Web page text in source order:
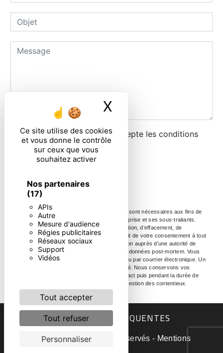
Ce site utilise des cookies
et vous donne le contrôle
sur ceux que vous
souhaitez activer
Nos partenaires
(17)
APIs
Autre
Mesure d'audience
Régies publicitaires
Réseaux sociaux
Support
Vidéos
Tout accepter
Tout refuser
Personnaliser
X
En cochant cette case, j'accepte les conditions
particulières ci-dessous **
** Les données personnelles communiquées sont nécessaires aux fins de
vous contacter. Elles sont destinées à l'entreprise et ses sous-traitants.
Vous disposez de droits d’accès, de rectification, d’effacement, de
portabilité, de limitation, d’opposition, de retrait de votre consentement à tout
moment et du droit d’introduire une réclamation auprès d’une autorité de
contrôle, ainsi que d’organiser le sort de vos données post-mortem. Vous
pouvez exercer ces droits par voie postale ou par courrier électronique. Un
justificatif d'identité pourra vous être demandé. Nous conservons vos
données pendant la période de prise de contact puis pendant la durée de
prescription légale aux fins probatoire et de gestion des contentieux.
RECHERCHES FRÉQUENTES
Vistalid- 2026 - Tous droits réservés - Mentions